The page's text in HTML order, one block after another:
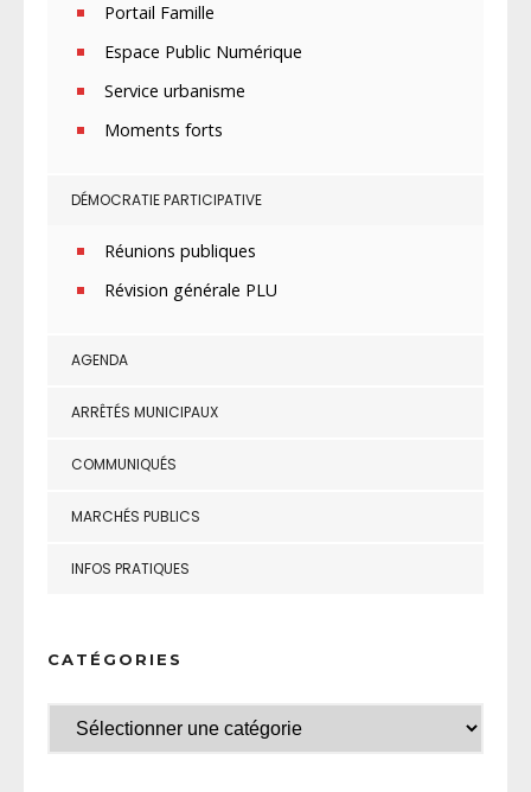
Portail Famille
Espace Public Numérique
Service urbanisme
Moments forts
DÉMOCRATIE PARTICIPATIVE
Réunions publiques
Révision générale PLU
AGENDA
ARRÊTÉS MUNICIPAUX
COMMUNIQUÉS
MARCHÉS PUBLICS
INFOS PRATIQUES
CATÉGORIES